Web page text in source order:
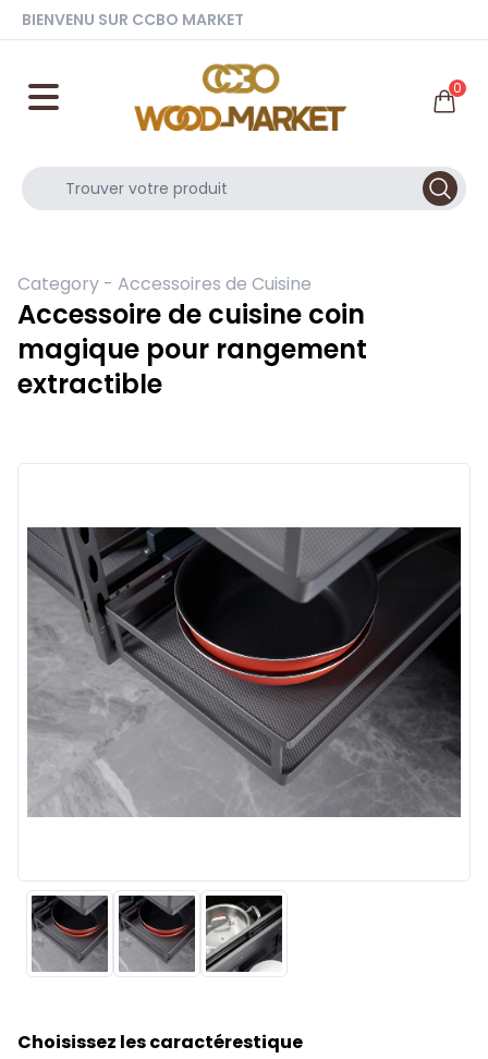
BIENVENU SUR CCBO MARKET
0
Category - Accessoires de Cuisine
Accessoire de cuisine coin
magique pour rangement
extractible
Choisissez les caractérestique